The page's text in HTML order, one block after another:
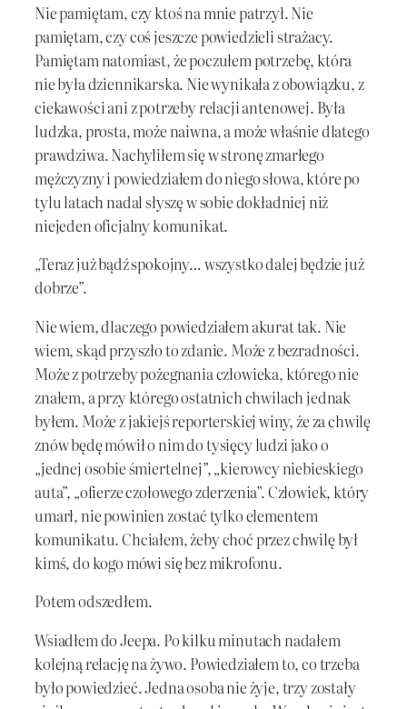
Nie pamiętam, czy ktoś na mnie patrzył. Nie
pamiętam, czy coś jeszcze powiedzieli strażacy.
Pamiętam natomiast, że poczułem potrzebę, która
nie była dziennikarska. Nie wynikała z obowiązku, z
ciekawości ani z potrzeby relacji antenowej. Była
ludzka, prosta, może naiwna, a może właśnie dlatego
prawdziwa. Nachyliłem się w stronę zmarłego
mężczyzny i powiedziałem do niego słowa, które po
tylu latach nadal słyszę w sobie dokładniej niż
niejeden oficjalny komunikat.
„Teraz już bądź spokojny… wszystko dalej będzie już
dobrze”.
Nie wiem, dlaczego powiedziałem akurat tak. Nie
wiem, skąd przyszło to zdanie. Może z bezradności.
Może z potrzeby pożegnania człowieka, którego nie
znałem, a przy którego ostatnich chwilach jednak
byłem. Może z jakiejś reporterskiej winy, że za chwilę
znów będę mówił o nim do tysięcy ludzi jako o
„jednej osobie śmiertelnej”, „kierowcy niebieskiego
auta”, „ofierze czołowego zderzenia”. Człowiek, który
umarł, nie powinien zostać tylko elementem
komunikatu. Chciałem, żeby choć przez chwilę był
kimś, do kogo mówi się bez mikrofonu.
Potem odszedłem.
Wsiadłem do Jeepa. Po kilku minutach nadałem
kolejną relację na żywo. Powiedziałem to, co trzeba
było powiedzieć. Jedna osoba nie żyje, trzy zostały